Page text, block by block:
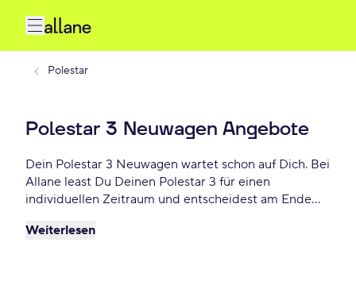
Polestar
Polestar 3 Neuwagen Angebote
Dein Polestar 3 Neuwagen wartet schon auf Dich. Bei
Allane least Du Deinen Polestar 3 für einen
individuellen Zeitraum und entscheidest am Ende
zurückgeben willst. Finde das perfekte Polestar 3
Weiterlesen